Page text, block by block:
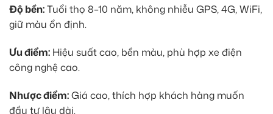
Độ bền:Tuổi thọ 8–10 năm, không nhiễu GPS, 4G, WiFi,
giữ màu ổn định.
Ưu điểm: Hiệu suất cao, bền màu, phù hợp xe điện
công nghệ cao.
Nhược điểm:Giá cao, thích hợp khách hàng muốn
đầu tư lâu dài.